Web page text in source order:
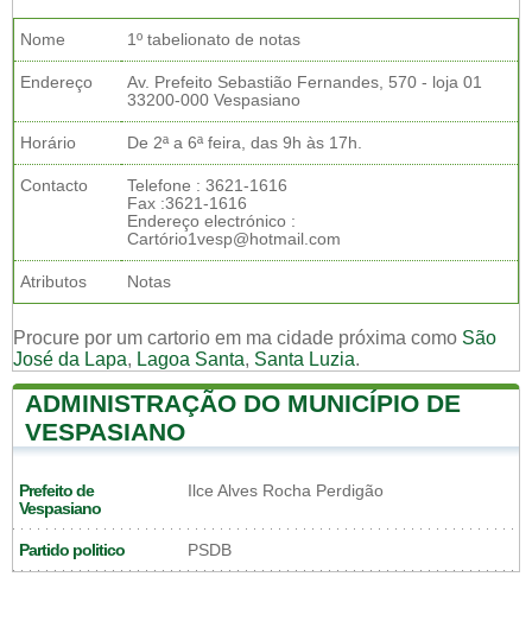
Nome 1º tabelionato de notas
Endereço
Av. Prefeito Sebastião Fernandes, 570 - loja 01
33200-000 Vespasiano
Horário De 2ª a 6ª feira, das 9h às 17h.
Contacto
Telefone : 3621-1616
Fax :3621-1616
Endereço electrónico :
Cartório1vesp@hotmail.com
Atributos Notas
Procure por um cartorio em ma cidade próxima como São
José da Lapa, Lagoa Santa, Santa Luzia.
ADMINISTRAÇÃO DO MUNICÍPIO DE
VESPASIANO
Prefeito de
Vespasiano
Ilce Alves Rocha Perdigão
Partido politico PSDB